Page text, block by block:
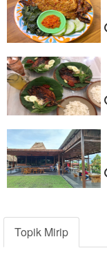
Topik Mirip